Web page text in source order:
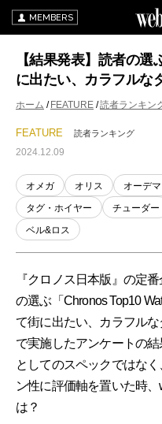
MEMBERS
【結果発表】読者の
に出たい、カラフルな
ホーム FEATURE 読者ランキン
FEATURE 読者ランキング
2024.12.09
オメガ オリス オーデ
タグ・ホイヤー
チューダー
ベル&ロス
『クロノス日本版』の定
の選ぶ「Chronos Top10
て街に出たい、カラフル
で実施したアンケートの
としてのスペックではな
ン性に評価軸を置いた時
は？